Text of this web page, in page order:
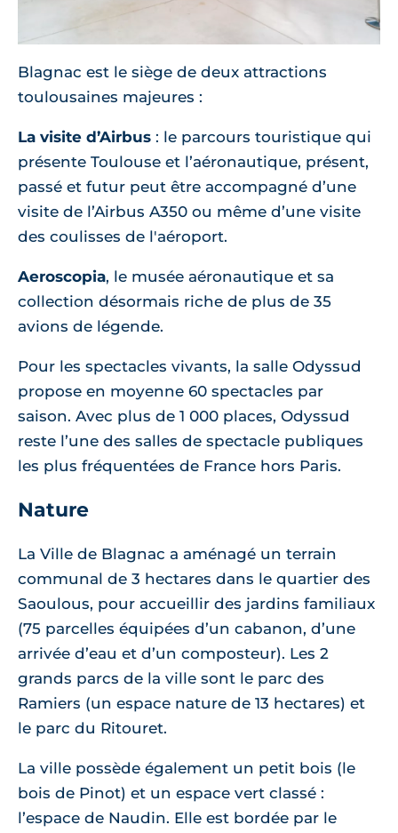
Blagnac est le siège de deux attractions
toulousaines majeures :
La visite d’Airbus : le parcours touristique qui
présente Toulouse et l’aéronautique, présent,
passé et futur peut être accompagné d’une
visite de l’Airbus A350 ou même d’une visite
des coulisses de l'aéroport.
Aeroscopia, le musée aéronautique et sa
collection désormais riche de plus de 35
avions de légende.
Pour les spectacles vivants, la salle Odyssud
propose en moyenne 60 spectacles par
saison. Avec plus de 1 000 places, Odyssud
reste l’une des salles de spectacle publiques
les plus fréquentées de France hors Paris.
Nature
La Ville de Blagnac a aménagé un terrain
communal de 3 hectares dans le quartier des
Saoulous, pour accueillir des jardins familiaux
(75 parcelles équipées d’un cabanon, d’une
arrivée d’eau et d’un composteur). Les 2
grands parcs de la ville sont le parc des
Ramiers (un espace nature de 13 hectares) et
le parc du Ritouret.
La ville possède également un petit bois (le
bois de Pinot) et un espace vert classé :
l’espace de Naudin. Elle est bordée par le